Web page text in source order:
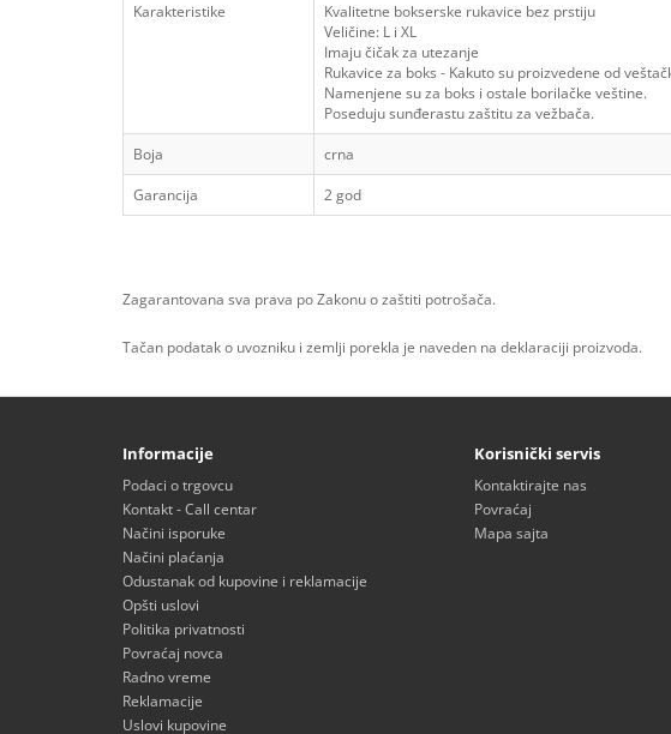
Karakteristike
Kvalitetne bokserske rukavice bez prstiju
Veličine: L i XL
Imaju čičak za utezanje
Rukavice za boks - Kakuto su proizvedene od
Namenjene su za boks i ostale borilačke veštine.
Poseduju sunđerastu zaštitu za vežbača.
Boja
crna
Garancija
2 god
Zagarantovana sva prava po Zakonu o zaštiti potrošača.
Tačan podatak o uvozniku i zemlji porekla je naveden na deklaraciji proizvoda.
Informacije
Podaci o trgovcu
Kontakt - Call centar
Načini isporuke
Načini plaćanja
Odustanak od kupovine i reklamacije
Opšti uslovi
Politika privatnosti
Povraćaj novca
Radno vreme
Reklamacije
Uslovi kupovine
Korisnički servis
Kontaktirajte nas
Povraćaj
Mapa sajta